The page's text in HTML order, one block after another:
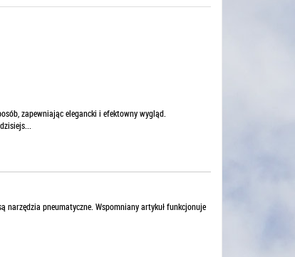
zapewniając elegancki i efektowny wygląd.
narzędzia pneumatyczne. Wspomniany artykuł funkcjonuje